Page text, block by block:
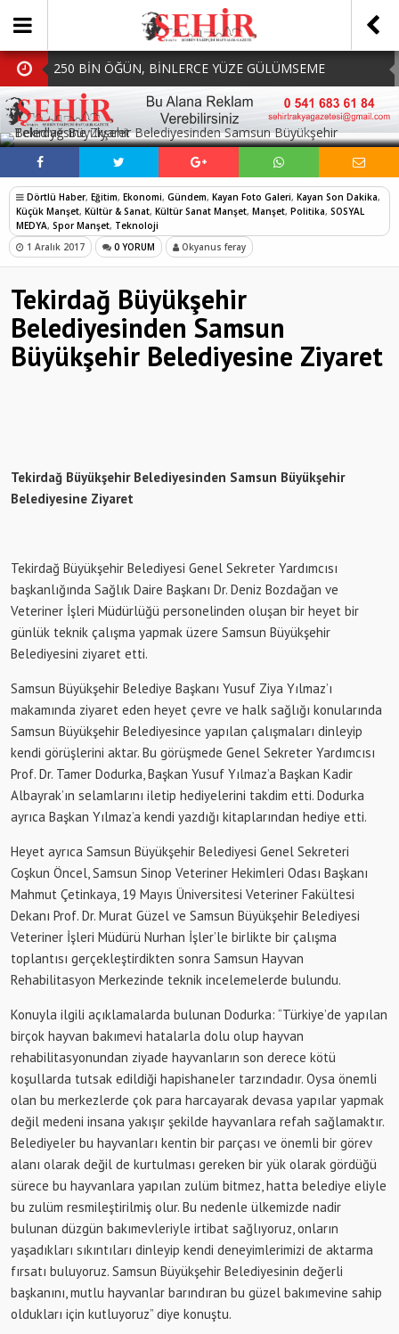
250 BİN ÖĞÜN, BİNLERCE YÜZE GÜLÜMSEME
BAŞKAN MÜGE YILDIZ TOPAK: ‘SOSYAL
BELEDİYECİLİKTE HİÇBİR HEMŞERİMİZİ YALNIZ
BIRAKMIYORUZ!’
MHP Çorlu İlçe Teşkilatında Yeni Dönem Başladı:
Mazbatalar Alındı
Dolu Vurdu, Büyükşehir Üreticiyi Yalnız Bırakmadı
SOFRALARDA BEREKETİ, GÖNÜLLERDE DAYANIŞMAYI
BÜYÜTÜYORUZ!
SOSYAL MEDYADA PAYLAŞ
Dörtlü Haber, Eğitim, Ekonomi, Gündem, Kayan Foto Galeri, Kayan Son Dakika,
Küçük Manşet, Kültür & Sanat, Kültür Sanat Manşet, Manşet, Politika, SOSYAL
MEDYA, Spor Manşet, Teknoloji
1 Aralık 2017
0 YORUM Okyanus feray
Tekirdağ Büyükşehir
Belediyesinden Samsun
Büyükşehir Belediyesine Ziyaret
Tekirdağ Büyükşehir Belediyesinden Samsun Büyükşehir
Belediyesine Ziyaret
Tekirdağ Büyükşehir Belediyesi Genel Sekreter Yardımcısı
başkanlığında Sağlık Daire Başkanı Dr. Deniz Bozdağan ve
Veteriner İşleri Müdürlüğü personelinden oluşan bir heyet bir
günlük teknik çalışma yapmak üzere Samsun Büyükşehir
Belediyesini ziyaret etti.
Samsun Büyükşehir Belediye Başkanı Yusuf Ziya Yılmaz’ı
makamında ziyaret eden heyet çevre ve halk sağlığı konularında
Samsun Büyükşehir Belediyesince yapılan çalışmaları dinleyip
kendi görüşlerini aktar. Bu görüşmede Genel Sekreter Yardımcısı
Prof. Dr. Tamer Dodurka, Başkan Yusuf Yılmaz’a Başkan Kadir
Albayrak’ın selamlarını iletip hediyelerini takdim etti. Dodurka
ayrıca Başkan Yılmaz’a kendi yazdığı kitaplarından hediye etti.
Heyet ayrıca Samsun Büyükşehir Belediyesi Genel Sekreteri
Coşkun Öncel, Samsun Sinop Veteriner Hekimleri Odası Başkanı
Mahmut Çetinkaya, 19 Mayıs Üniversitesi Veteriner Fakültesi
Dekanı Prof. Dr. Murat Güzel ve Samsun Büyükşehir Belediyesi
Veteriner İşleri Müdürü Nurhan İşler’le birlikte bir çalışma
toplantısı gerçekleştirdikten sonra Samsun Hayvan
Rehabilitasyon Merkezinde teknik incelemelerde bulundu.
Konuyla ilgili açıklamalarda bulunan Dodurka: “Türkiye’de yapılan
birçok hayvan bakımevi hatalarla dolu olup hayvan
rehabilitasyonundan ziyade hayvanların son derece kötü
koşullarda tutsak edildiği hapishaneler tarzındadır. Oysa önemli
olan bu merkezlerde çok para harcayarak devasa yapılar yapmak
değil medeni insana yakışır şekilde hayvanlara refah sağlamaktır.
Belediyeler bu hayvanları kentin bir parçası ve önemli bir görev
alanı olarak değil de kurtulması gereken bir yük olarak gördüğü
sürece bu hayvanlara yapılan zulüm bitmez, hatta belediye eliyle
bu zulüm resmileştirilmiş olur. Bu nedenle ülkemizde nadir
bulunan düzgün bakımevleriyle irtibat sağlıyoruz, onların
yaşadıkları sıkıntıları dinleyip kendi deneyimlerimizi de aktarma
fırsatı buluyoruz. Samsun Büyükşehir Belediyesinin değerli
başkanını, mutlu hayvanlar barındıran bu güzel bakımevine sahip
oldukları için kutluyoruz” diye konuştu.